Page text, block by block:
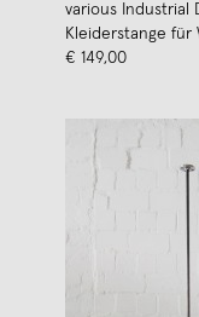
various Industrial
Kleiderstange für
€ 149,00